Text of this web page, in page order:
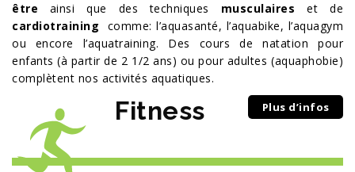
être ainsi que des techniques musculaires et de
cardiotraining comme: l’aquasanté, l’aquabike, l’aquagym
ou encore l’aquatraining. Des cours de natation pour
enfants (à partir de 2 1/2 ans) ou pour adultes (aquaphobie)
complètent nos activités aquatiques.
Plus d’infos
Fitness